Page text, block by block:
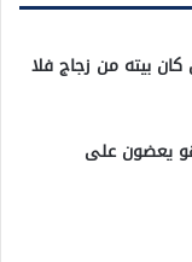
بيته من زجاج فلا
يعضون على